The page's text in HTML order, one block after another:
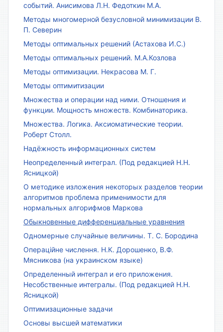
событий. Анисимова Л.Н. Федоткин М.А.
Методы многомерной безусловной минимизации В.
П. Северин
Методы оптимальных решений (Астахова И.С.)
Методы оптимальных решений. М.А.Козлова
Методы оптимизации. Некрасова М. Г.
Методы оптимитизации
Множества и операции над ними. Отношения и
функции. Мощность множеств. Комбинаторика.
Множества. Логика. Аксиоматические теории.
Роберт Столл.
Надёжность информационных систем
Неопределенный интеграл. (Под редакцией Н.Н.
Ясницкой)
О методике изложения некоторых разделов теории
алгоритмов проблема применимости для
нормальных алгорифмов Маркова
Обыкновенные дифференциальные уравнения
Одномерные случайные величины. Т. С. Бородина
Операційне числення. Н.К. Дорошенко, В.Ф.
Мясникова (на украинском языке)
Определенный интеграл и его приложения.
Несобственные интегралы. (Под редакцией Н.Н.
Ясницкой)
Оптимизационные задачи
Основы высшей математики